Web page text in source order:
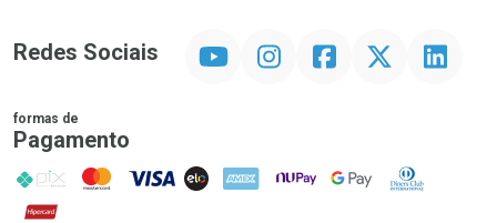
Redes Sociais InstagramFacebookTwitter Linkedin
formas de
Pagamento
PIX MasterCard
VISA ELO AMEX NuPay Google PayDiners Club
Hipercard